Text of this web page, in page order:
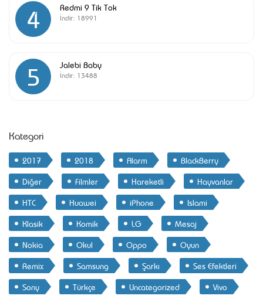
4 Redmi 9 Tik Tok
İndir: 18991
5 Jalebi Baby
İndir: 13488
Kategori
2017 2018 Alarm
BlackBerry
Diğer
Filmler Hareketli
Hayvanlar
HTC
Huawei iPhone
Islami
Klasik
Komik LG
Mesaj
Nokia
Okul Oppo
Oyun
Remix
Samsung Şarkı
Ses Efektleri
Sony
Türkçe Uncategorized Vivo